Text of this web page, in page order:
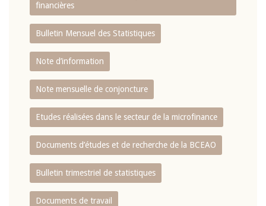
financières
Bulletin Mensuel des Statistiques
Note d’information
Note mensuelle de conjoncture
Etudes réalisées dans le secteur de la microfinance
Documents d’études et de recherche de la BCEAO
Bulletin trimestriel de statistiques
Documents de travail